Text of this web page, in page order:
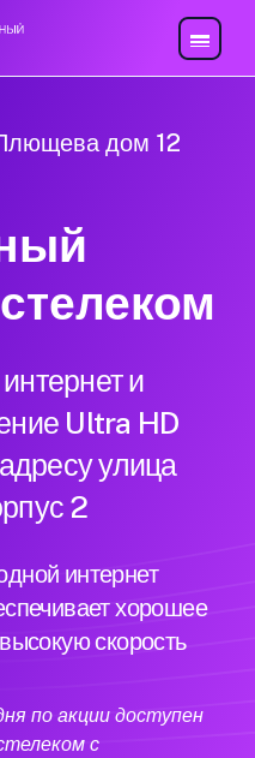
дом 12
и
Ultra HD
улица
2
интернет
хорошее
скорость
по акции доступен
с